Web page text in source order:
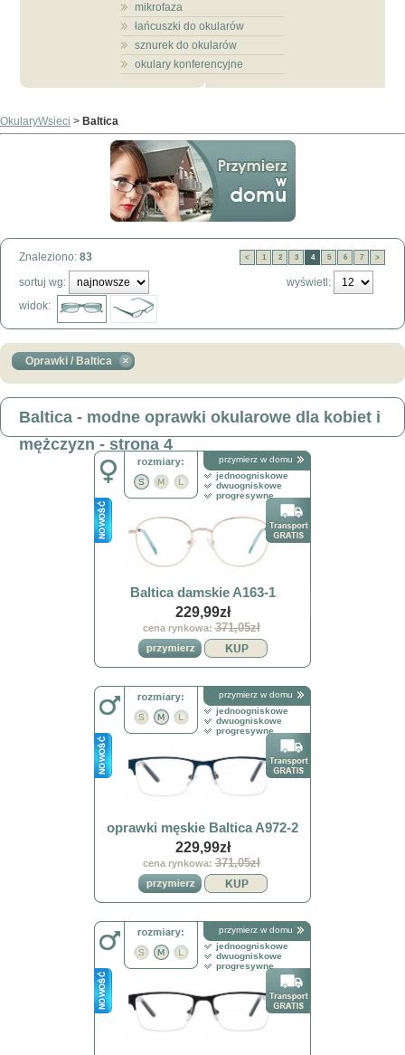
mikrofaza
łańcuszki do okularów
sznurek do okularów
okulary konferencyjne
OkularyWsieci > Baltica
< 1 2 3 4 5 6 7 >
Znaleziono: 83
sortuj wg:
wyświetl:
widok:
Oprawki / Baltica
Baltica - modne oprawki okularowe dla kobiet i
mężczyzn - strona 4
przymierz w domu
jednoogniskowe
dwuogniskowe
progresywne
Baltica damskie A163-1
229,99zł
cena rynkowa:371,05zł
przymierz w domu
jednoogniskowe
dwuogniskowe
progresywne
oprawki męskie Baltica A972-2
229,99zł
cena rynkowa:371,05zł
przymierz w domu
jednoogniskowe
dwuogniskowe
progresywne